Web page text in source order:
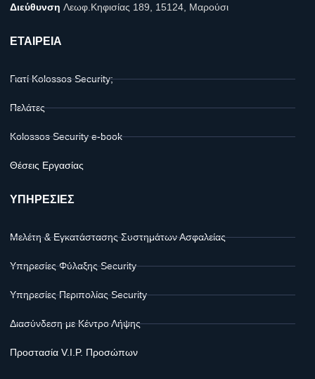
Διεύθυνση Λεωφ.Κηφισίας 189, 15124, Μαρούσι
ΕΤΑΙΡΕΙΑ
Γιατί Kolossos Security;
Πελάτες
Kolossos Security e-book
Θέσεις Εργασίας
ΥΠΗΡΕΣΙΕΣ
Μελέτη & Εγκατάστασης Συστημάτων Ασφαλείας
Υπηρεσίες Φύλαξης Security
Υπηρεσίες Περιπολίας Security
Διασύνδεση με Κέντρο Λήψης
Προστασία V.I.P. Προσώπων